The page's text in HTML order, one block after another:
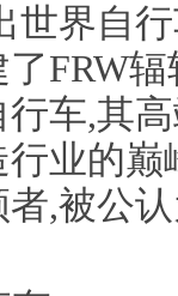
世界自
FRW
车,其
业的
,被公